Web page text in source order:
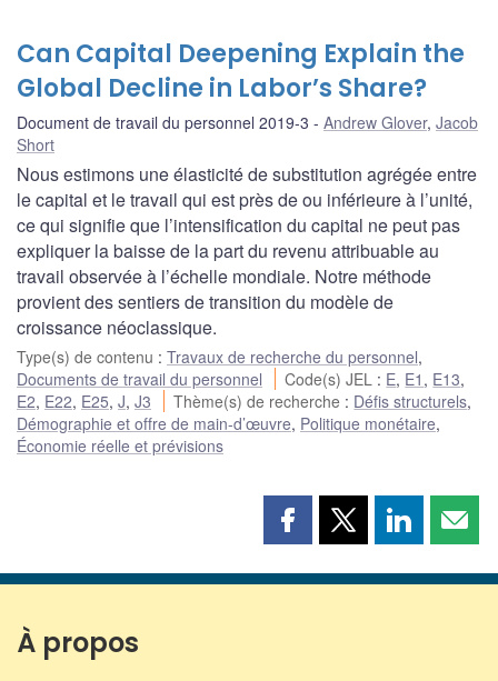
Can Capital Deepening Explain the
Global Decline in Labor’s Share?
Document de travail du personnel 2019-3 Andrew Glover, Jacob
Short
Nous estimons une élasticité de substitution agrégée entre
le capital et le travail qui est près de ou inférieure à l’unité,
ce qui signifie que l’intensification du capital ne peut pas
expliquer la baisse de la part du revenu attribuable au
travail observée à l’échelle mondiale. Notre méthode
provient des sentiers de transition du modèle de
croissance néoclassique.
Type(s) de contenu : Travaux de recherche du personnel,
Documents de travail du personnel
Code(s) JEL : E, E1 , E13,
E2, E22, E25, J, J3 Thème(s) de recherche : Défis structurels,
Démographie et offre de main-d’œuvre, Politique monétaire,
Économie réelle et prévisions
Partager
page
Partager
page
Partager
page page
À propos